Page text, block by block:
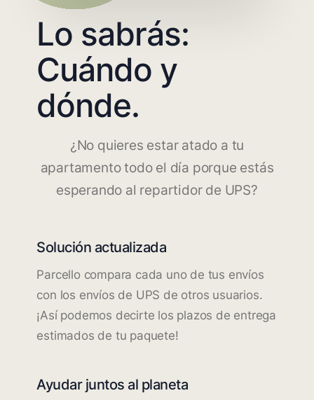
Lo sabrás:
Cuándo y
dónde.
¿No quieres estar atado a tu
apartamento todo el día porque estás
esperando al repartidor de UPS?
Solución actualizada
Parcello compara cada uno de tus envíos
con los envíos de UPS de otros usuarios.
¡Así podemos decirte los plazos de entrega
estimados de tu paquete!
Ayudar juntos al planeta